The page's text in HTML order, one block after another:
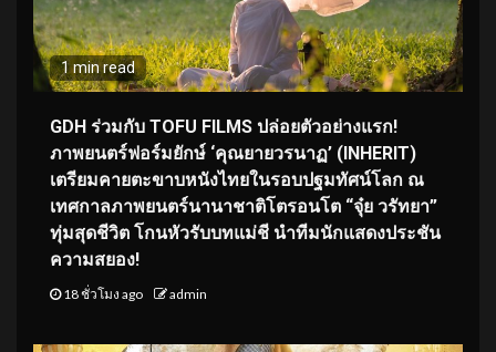
1 min read
GDH ร่วมกับ TOFU FILMS ปล่อยตัวอย่างแรก!
ภาพยนตร์ฟอร์มยักษ์ ‘คุณยายวรนาฏ’ (INHERIT)
เตรียมคายตะขาบหนังไทยในรอบปฐมทัศน์โลก ณ
เทศกาลภาพยนตร์นานาชาติโตรอนโต “จุ๋ย วรัทยา”
ทุ่มสุดชีวิต โกนหัวรับบทแม่ชี นำทีมนักแสดงประชัน
ความสยอง!
18 ชั่วโมง ago admin